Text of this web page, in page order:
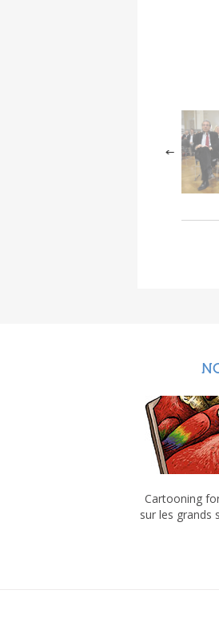
Cartooning
sur les grands